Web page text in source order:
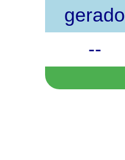
gerado
--